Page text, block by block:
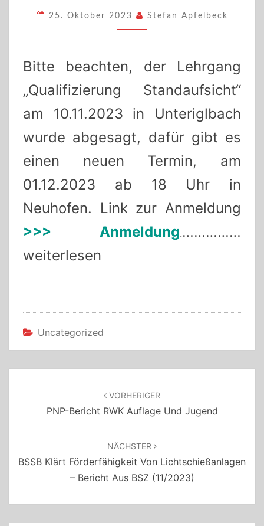
25. Oktober 2023 Stefan Apfelbeck
Bitte beachten, der Lehrgang
„Qualifizierung Standaufsicht“
am 10.11.2023 in Unteriglbach
wurde abgesagt, dafür gibt es
einen neuen Termin, am
01.12.2023 ab 18 Uhr in
Neuhofen. Link zur Anmeldung
>>> Anmeldung.……………
weiterlesen
Uncategorized
VORHERIGER
PNP-Bericht RWK Auflage Und Jugend
NÄCHSTER
BSSB Klärt Förderfähigkeit Von Lichtschießanlagen
– Bericht Aus BSZ (11/2023)